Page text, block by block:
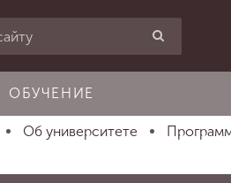
ОБУЧЕНИЕ
Об университете